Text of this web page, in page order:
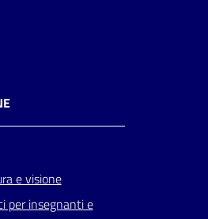
e visione
per insegnanti e